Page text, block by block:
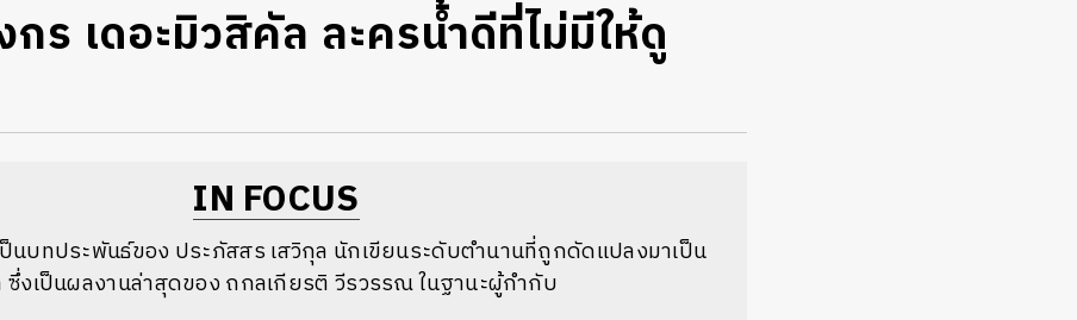
ร เดอะมิวสิคัล ละครน้ำดีที่ไม่มีให้ดู
IN FOCUS
นบทประพันธ์ของ ประภัสสร เสวิกุล นักเขียนระดับตำนานที่ถูกดัดแปลงมาเป็น
ซึ่งเป็นผลงานล่าสุดของ ถกลเกียรติ วีรวรรณ ในฐานะผู้กำกับ